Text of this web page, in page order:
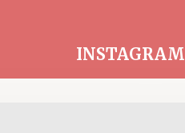
INSTAGRAM